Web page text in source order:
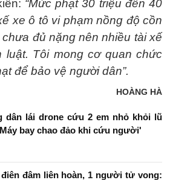
“Mức phạt 30 triệu đến 40
xe ô tô vi phạm nồng độ cồn
đủ nặng nên nhiều tài xế
luật. Tôi mong cơ quan chức
để bảo vệ người dân”.
HOÀNG HÀ
dân lái drone cứu 2 em nhỏ khỏi lũ
bay chao đảo khi cứu người'
đâm liên hoàn, 1 người tử vong: